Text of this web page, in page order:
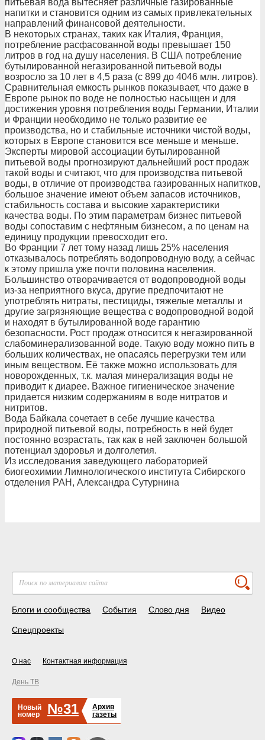
питьевая вода вытесняет различные газированные
напитки и становится одним из самых привлекательных
направлений финансовой деятельности.
В некоторых странах, таких как Италия, Франция,
потребление расфасованной воды превышает 150
литров в год на душу населения. В США потребление
бутылированной негазированной питьевой воды
возросло за 10 лет в 4,5 раза (с 899 до 4046 млн. литров).
Сравнительная емкость рынков показывает, что даже в
Европе рынок по воде не полностью насыщен и для
достижения уровня потребления воды Германии, Италии
и Франции необходимо не только развитие ее
производства, но и стабильные источники чистой воды,
которых в Европе становится все меньше и меньше.
Эксперты мировой ассоциации бутылированной
питьевой воды прогнозируют дальнейший рост продаж
такой воды и считают, что для производства питьевой
воды, в отличие от производства газированных напитков,
большое значение имеют объем запасов источников,
стабильность состава и высокие характеристики
качества воды. По этим параметрам бизнес питьевой
воды сопоставим с нефтяным бизнесом, а по ценам на
единицу продукции превосходит его.
Во Франции 7 лет тому назад лишь 25% населения
отказывалось потреблять водопроводную воду, а сейчас
к этому пришла уже почти половина населения.
Большинство отворачивается от водопроводной воды
из-за неприятного вкуса, другие предпочитают не
употреблять нитраты, пестициды, тяжелые металлы и
другие загрязняющие вещества с водопроводной водой
и находят в бутылированной воде гарантию
безопасности. Рост продаж относится к негазированной
слабоминерализованной воде. Такую воду можно пить в
больших количествах, не опасаясь перегрузки тем или
иным веществом. Её также можно использовать для
новорожденных, т.к. малая минерализация воды не
приводит к диарее. Важное гигиеническое значение
придается низким содержаниям в воде нитратов и
нитритов.
Вода Байкала сочетает в себе лучшие качества
природной питьевой воды, потребность в ней будет
постоянно возрастать, так как в ней заключен большой
потенциал здоровья и долголетия.
Из исследования заведующего лабораторией
биогеохимии Лимнологического института Сибирского
отделения РАН, Александра Сутурнина
Блоги и сообщества События Слово дня Видео
Спецпроекты
О нас Контактная информация
День ТВ
Новый
номер
№31
Архив
газеты